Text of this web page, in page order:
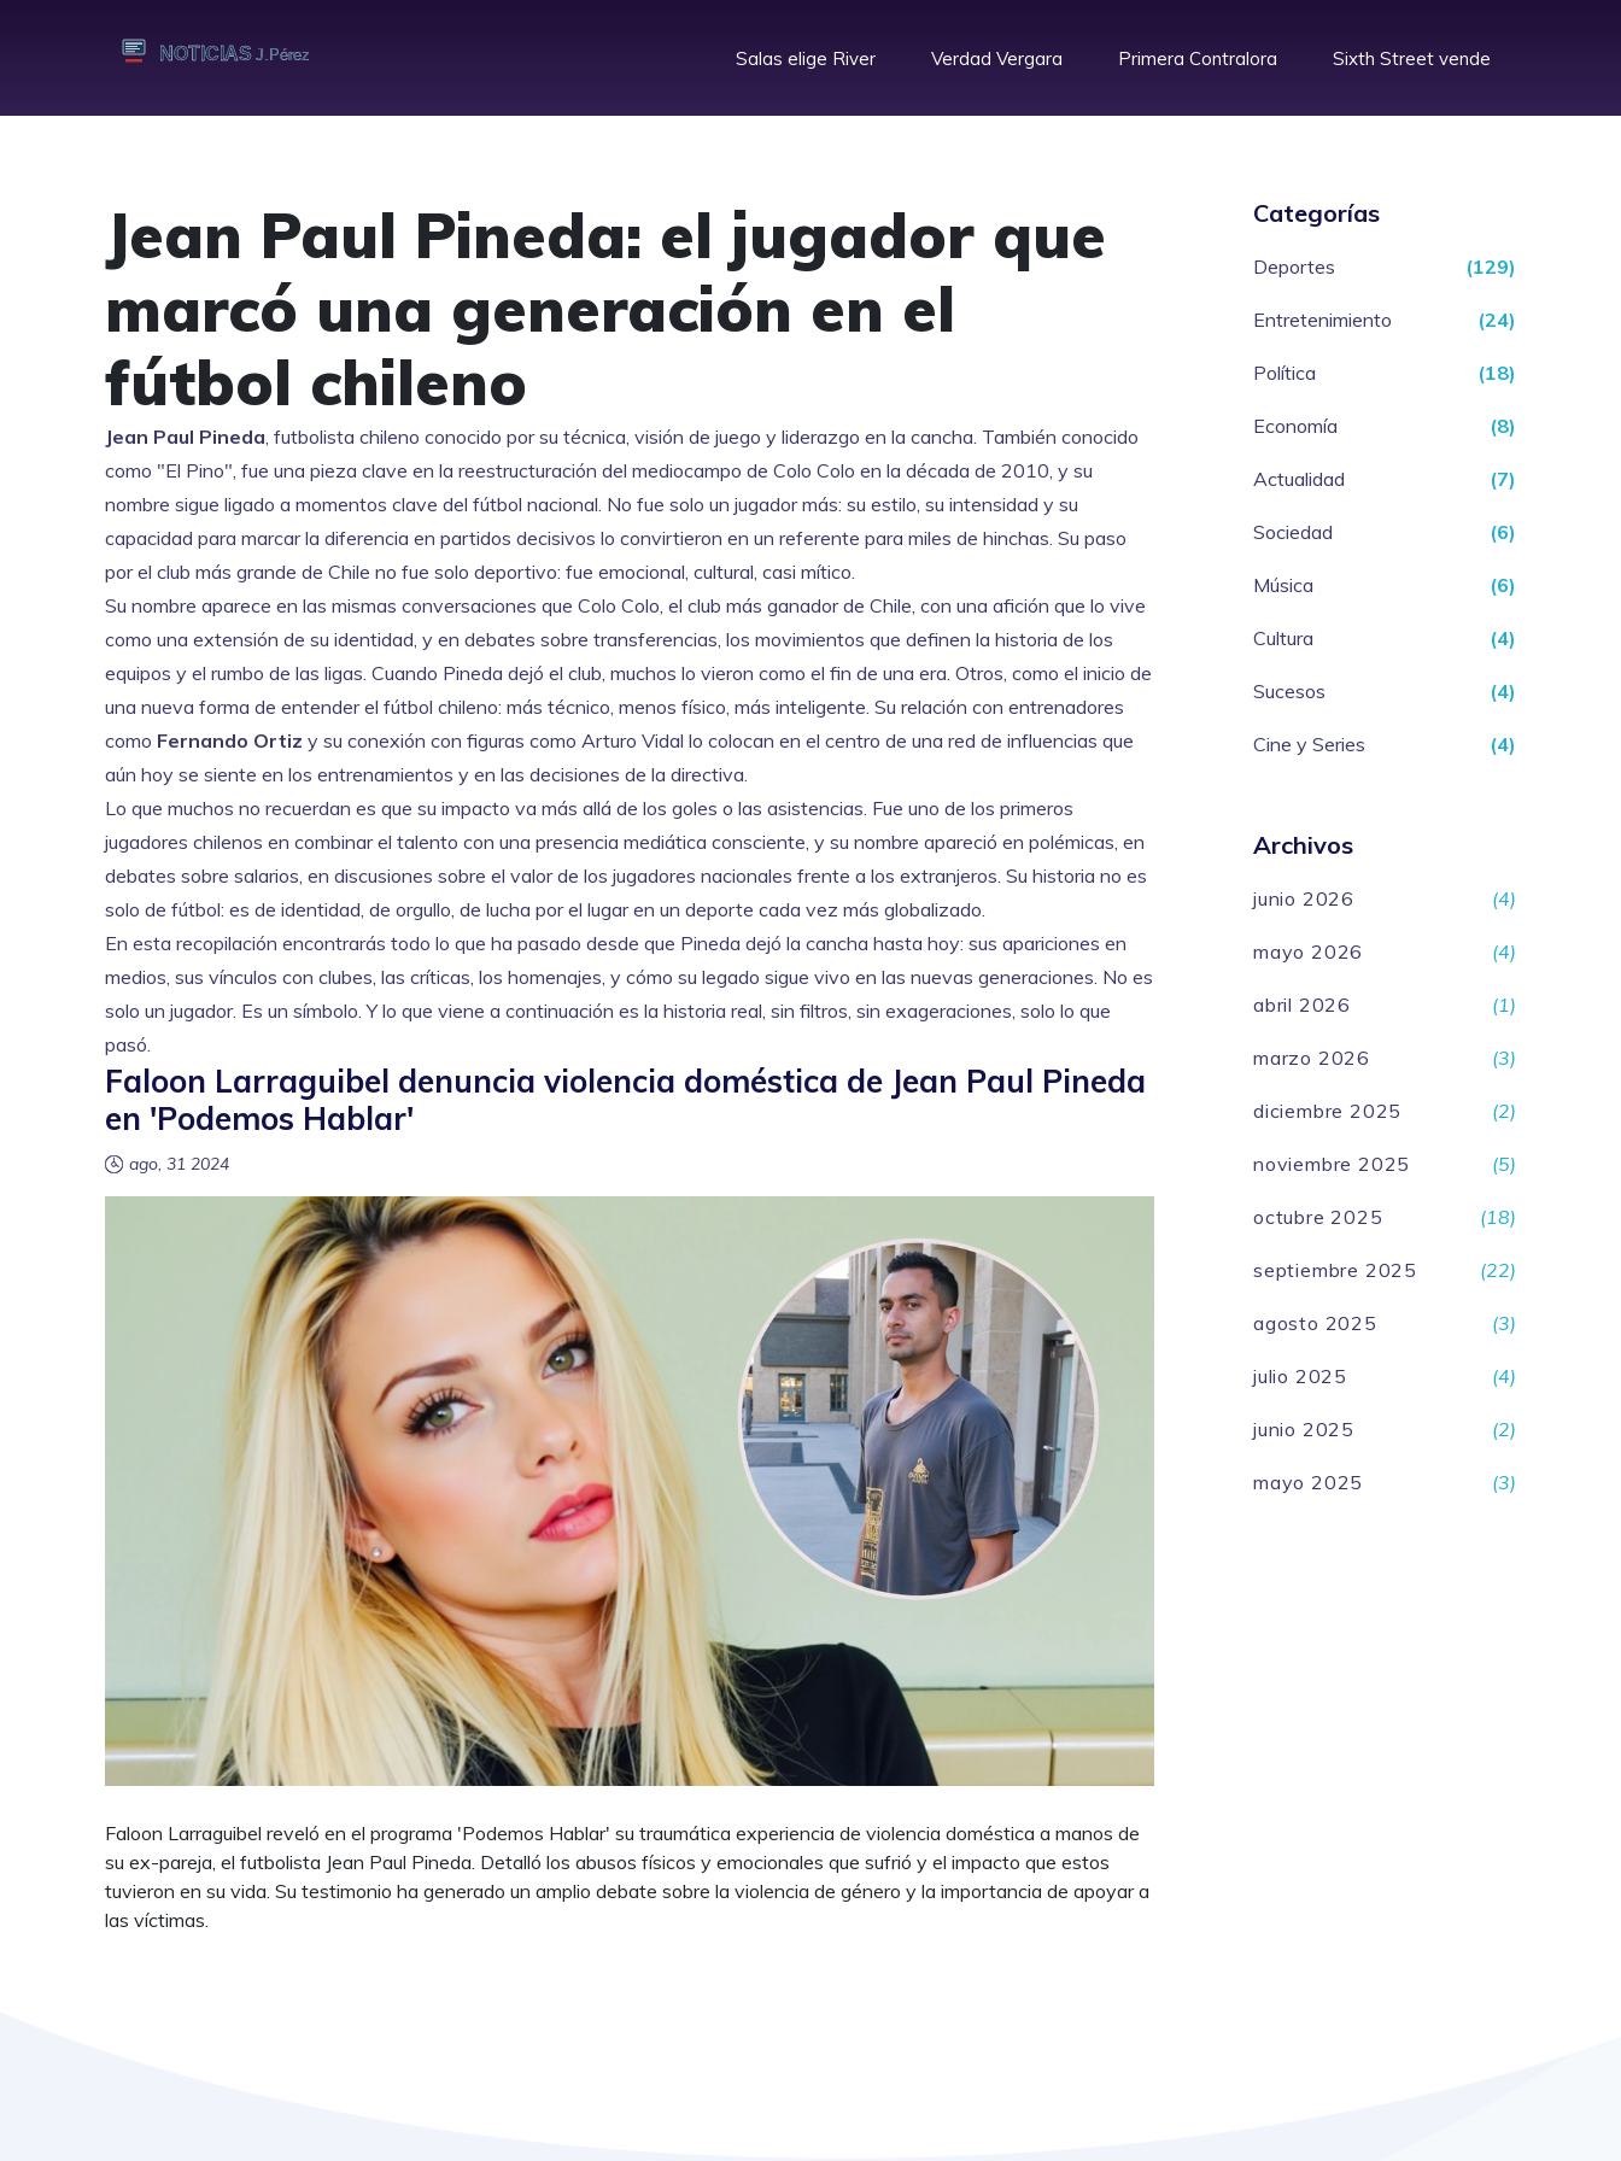
Salas elige River Verdad Vergara Primera Contralora Sixth Street vende
Jean Paul Pineda: el jugador que
marcó una generación en el
fútbol chileno
Jean Paul Pineda, futbolista chileno conocido por su técnica, visión de juego y liderazgo en la cancha. También conocido
como "El Pino", fue una pieza clave en la reestructuración del mediocampo de Colo Colo en la década de 2010, y su
nombre sigue ligado a momentos clave del fútbol nacional. No fue solo un jugador más: su estilo, su intensidad y su
capacidad para marcar la diferencia en partidos decisivos lo convirtieron en un referente para miles de hinchas. Su paso
por el club más grande de Chile no fue solo deportivo: fue emocional, cultural, casi mítico.
Su nombre aparece en las mismas conversaciones que Colo Colo, el club más ganador de Chile, con una afición que lo vive
como una extensión de su identidad, y en debates sobre transferencias, los movimientos que definen la historia de los
equipos y el rumbo de las ligas. Cuando Pineda dejó el club, muchos lo vieron como el fin de una era. Otros, como el inicio de
una nueva forma de entender el fútbol chileno: más técnico, menos físico, más inteligente. Su relación con entrenadores
como Fernando Ortiz y su conexión con figuras como Arturo Vidal lo colocan en el centro de una red de influencias que
aún hoy se siente en los entrenamientos y en las decisiones de la directiva.
Lo que muchos no recuerdan es que su impacto va más allá de los goles o las asistencias. Fue uno de los primeros
jugadores chilenos en combinar el talento con una presencia mediática consciente, y su nombre apareció en polémicas, en
debates sobre salarios, en discusiones sobre el valor de los jugadores nacionales frente a los extranjeros. Su historia no es
solo de fútbol: es de identidad, de orgullo, de lucha por el lugar en un deporte cada vez más globalizado.
En esta recopilación encontrarás todo lo que ha pasado desde que Pineda dejó la cancha hasta hoy: sus apariciones en
medios, sus vínculos con clubes, las críticas, los homenajes, y cómo su legado sigue vivo en las nuevas generaciones. No es
solo un jugador. Es un símbolo. Y lo que viene a continuación es la historia real, sin filtros, sin exageraciones, solo lo que
pasó.
Faloon Larraguibel denuncia violencia doméstica de Jean Paul Pineda
en 'Podemos Hablar'
ago, 31 2024
Faloon Larraguibel reveló en el programa 'Podemos Hablar' su traumática experiencia de violencia doméstica a manos de
su ex-pareja, el futbolista Jean Paul Pineda. Detalló los abusos físicos y emocionales que sufrió y el impacto que estos
tuvieron en su vida. Su testimonio ha generado un amplio debate sobre la violencia de género y la importancia de apoyar a
las víctimas.
Categorías
Deportes (129)
Entretenimiento (24)
Política (18)
Economía (8)
Actualidad (7)
Sociedad (6)
Música (6)
Cultura (4)
Sucesos (4)
Cine y Series (4)
Archivos
junio 2026 (4)
mayo 2026 (4)
abril 2026 (1)
marzo 2026 (3)
diciembre 2025 (2)
noviembre 2025 (5)
octubre 2025 (18)
septiembre 2025 (22)
agosto 2025 (3)
julio 2025 (4)
junio 2025 (2)
mayo 2025 (3)